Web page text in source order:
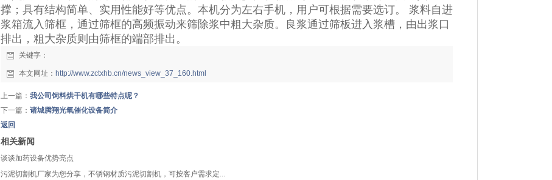
撑；具有结构简单、实用性能好等优点。本机分为左右手机，用户可根据需要选订。 浆料自进
浆箱流入筛框，通过筛框的高频振动来筛除浆中粗大杂质。良浆通过筛板进入浆槽，由出浆口
排出，粗大杂质则由筛框的端部排出。
关键字：
本文网址： http://www.zctxhb.cn/news_view_37_160.html
上一篇： 我公司饲料烘干机有哪些特点呢？
下一篇： 诸城腾翔光氧催化设备简介
返回
相关新闻
谈谈加药设备优势亮点
污泥切割机厂家为您分享，不锈钢材质污泥切割机，可按客户需求定...